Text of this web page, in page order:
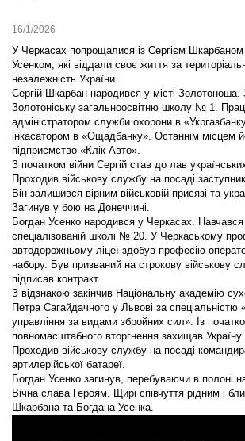
16/1/2026
У Черкасах попрощалися із Сергієм
Усенком, які віддали своє життя за
незалежність України.
Сергій Шкарбан народився у місті Золотоноша.
Золотоніську загальноосвітню школу № 1.
адміністратором служби охорони в
інкасатором в «Ощадбанку». Останнім місцем
підприємство «Клік Авто».
З початком війни Сергій став до лав
Проходив військову службу на посаді
Він залишився вірним військовій присязі та
Загинув у бою на Донеччині.
Богдан Усенко народився у Черкасах. Навчався
спеціалізованій школі № 20. У Черкаському
автодорожньому ліцеї здобув професію
набору. Був призваний на строкову військову
підписав контракт.
З відзнакою закінчив Національну академію
Петра Сагайдачного у Львові за спеціальністю
управління за видами збройних сил». Із
повномасштабного вторгнення захищав Україну
Проходив військову службу на посаді
артилерійської батареї.
Богдан Усенко загинув, перебуваючи в полоні
Вічна слава Героям. Щирі співчуття рідним і
Шкарбана та Богдана Усенка.